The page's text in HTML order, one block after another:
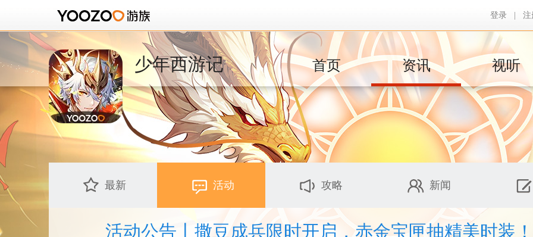
登录 注
少年西游记 首页 资讯 视听
最新 活动 攻略 新闻
活动公告丨撒豆成兵限时开启，赤金宝匣抽精美时装！